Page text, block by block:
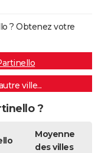
? Obtenez votre
ville...
?
Moyenne
des villes